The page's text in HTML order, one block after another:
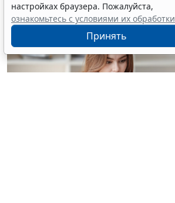
настройках браузера. Пожалуйста,
ознакомьтесь с условиями их обработки
Принять